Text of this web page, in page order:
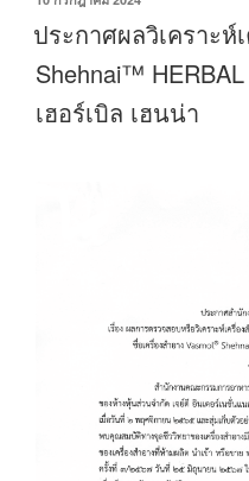
ที่
ประกาศผลวิเคราะห์
Shehnai™
เฮอร์เบิล เฮนน่า